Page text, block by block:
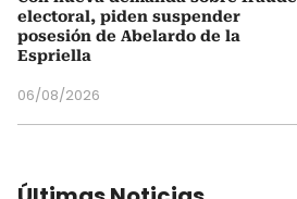
electoral, piden suspender
posesión de Abelardo de la
Espriella
06/08/2026